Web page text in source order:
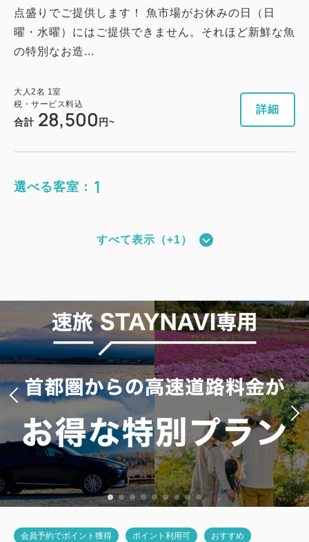
点盛りでご提供します！ 魚市場がお休みの日（日
曜・水曜）にはご提供できません。それほど新鮮な魚
の特別なお造...
大人2名 1室
税・サービス料込
合計 28,500 円~
詳細
選べる客室： 1
税・サービス料込
会員価格 28,500円~
大人2 名1室
税・サービス料込
合計 30,000円~
獲得ポイント 518~
禁煙 27.00m2 1~4名
シングルサイズ×2 Wi-Fiあり（無料）
詳細 日付を選択
すべて表示（+1）
会員予約でポイント獲得 ポイント利用可 おすすめ